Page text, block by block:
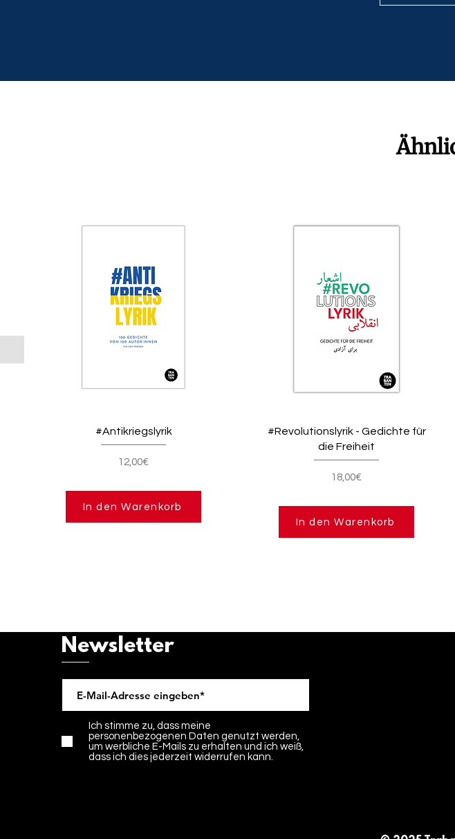
#Antikriegslyrik
12,00€
In den Warenkorb
#Revolutionslyrik - Gedichte für
die Freiheit
18,00€
In den Warenkorb
Newsletter
Ich stimme zu, dass meine
personenbezogenen Daten genutzt werden,
um werbliche E-Mails zu erhalten und ich weiß,
dass ich dies jederzeit widerrufen kann.